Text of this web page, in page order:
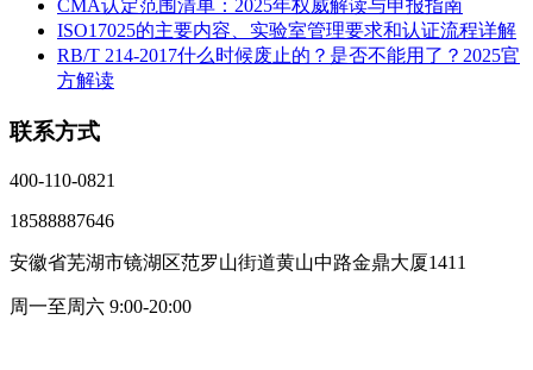
CMA认定范围清单：2025年权威解读与申报指南
ISO17025的主要内容、实验室管理要求和认证流程详解
RB/T 214-2017什么时候废止的？是否不能用了？2025官
方解读
联系方式
400-110-0821
18588887646
安徽省芜湖市镜湖区范罗山街道黄山中路金鼎大厦1411
周一至周六 9:00-20:00